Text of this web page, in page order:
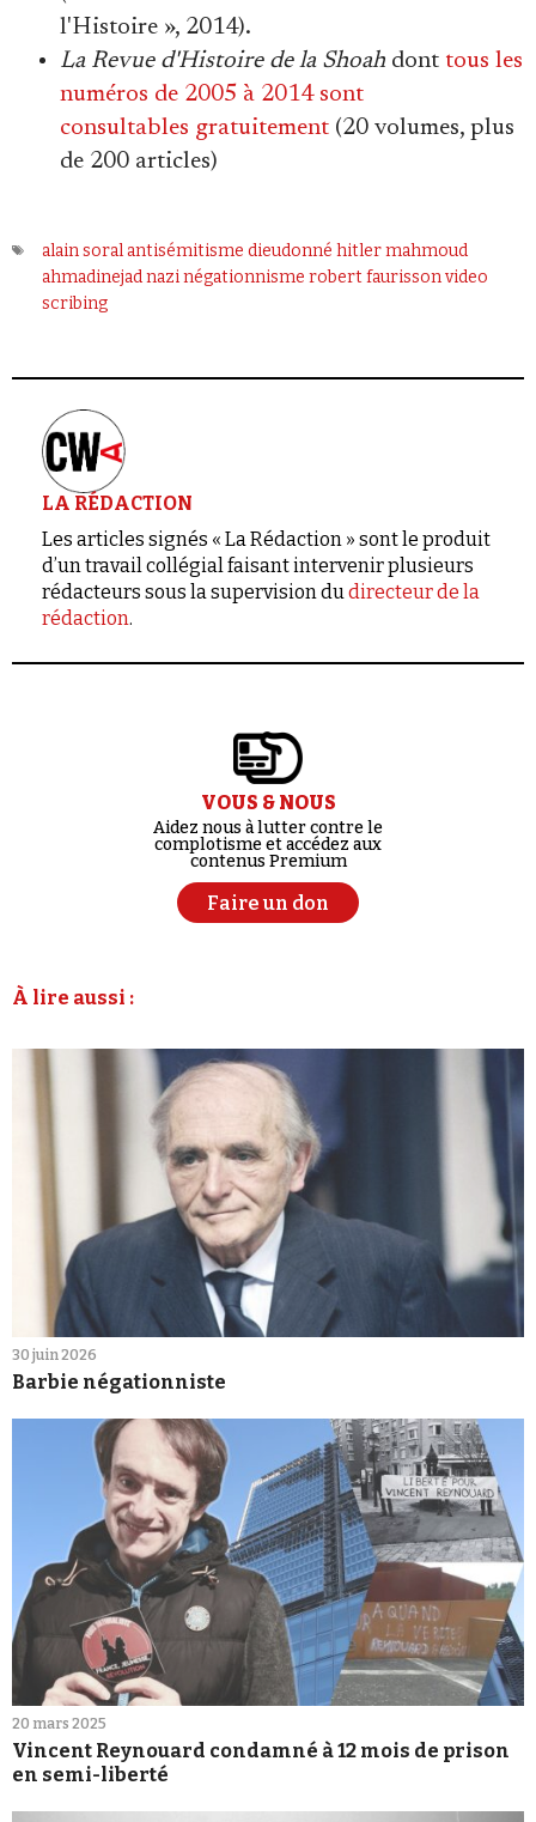
l'Histoire », 2014).
La Revue d'Histoire de la Shoah dont tous les
numéros de 2005 à 2014 sont
consultables gratuitement (20 volumes, plus
de 200 articles)
alain soral antisémitisme dieudonné hitlermahmoud
ahmadinejadnazinégationnisme robert faurissonvideo
scribing
LA RÉDACTION
Les articles signés « La Rédaction » sont le produit
d’un travail collégial faisant intervenir plusieurs
rédacteurs sous la supervision dudirecteur de la
rédaction.
VOUS & NOUS
Aidez nous à lutter contre le
complotisme et accédez aux
contenus Premium
Faire un don
À lire aussi :
30 juin 2026
Barbie négationniste
20 mars 2025
Vincent Reynouard condamné à 12 mois de prison
en semi-liberté